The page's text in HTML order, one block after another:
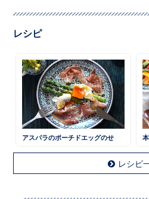
レシピ
アスパラのポーチドエッグのせ
レシピ